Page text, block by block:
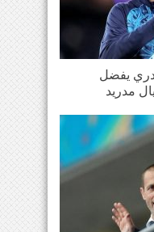
يفضل
مدريد